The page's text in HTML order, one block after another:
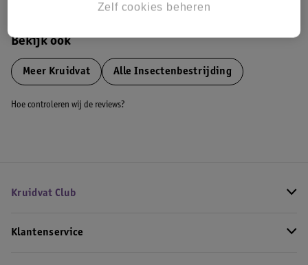
Bekijk ook
Meer Kruidvat Alle Insectenbestrijding
Hoe controleren wij de reviews?
Kruidvat Club
Klantenservice
Zelf cookies beheren